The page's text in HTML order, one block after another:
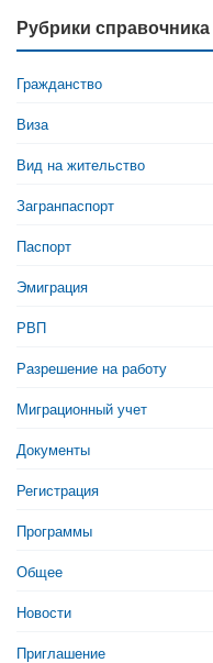
Рубрики справочника
Гражданство
Виза
Вид на жительство
Загранпаспорт
Паспорт
Эмиграция
РВП
Разрешение на работу
Миграционный учет
Документы
Регистрация
Программы
Общее
Новости
Приглашение